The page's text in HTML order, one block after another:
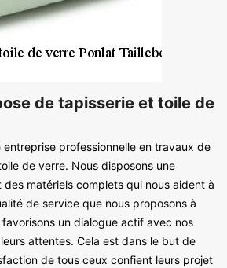
de tapisserie et toile de
entreprise professionnelle en travaux de
de verre. Nous disposons une
matériels complets qui nous aident à
de service que nous proposons à
un dialogue actif avec nos
attentes. Cela est dans le but de
de tous ceux confient leurs projet